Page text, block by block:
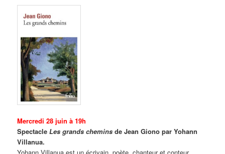
Mercredi 28 juin à 19h
SpectacleLes grands chemins de Jean Giono par Yohann
Villanua.